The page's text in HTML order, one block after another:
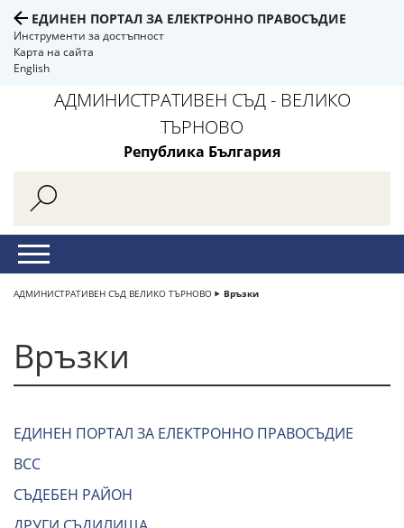
ЕДИНЕН ПОРТАЛ ЗА ЕЛЕКТРОННО ПРАВОСЪДИЕ
Инструменти за достъпност
Карта на сайта
English
АДМИНИСТРАТИВЕН СЪД - ВЕЛИКО
ТЪРНОВО
Република България
АДМИНИСТРАТИВЕН СЪД ВЕЛИКО ТЪРНОВО Връзки
Връзки
ЕДИНЕН ПОРТАЛ ЗА ЕЛЕКТРОННО ПРАВОСЪДИЕ
ВСС
СЪДЕБЕН РАЙОН